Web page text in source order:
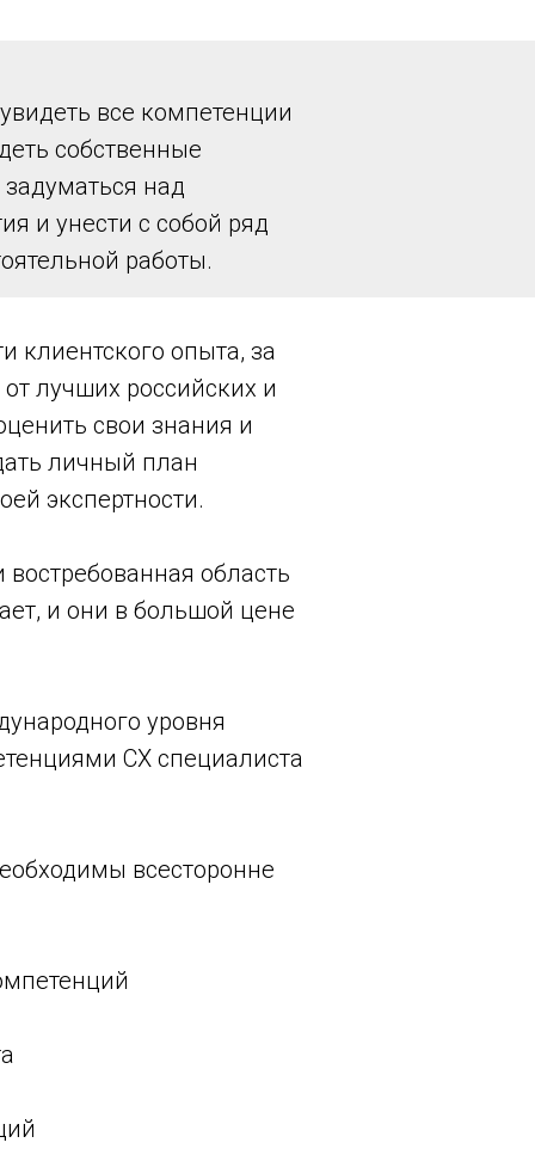
все компетенции
собственные
над
и унести с собой ряд
работы.
клиентского опыта, за
лучших российских и
свои знания и
личный план
экспертности.
область
и они в большой цене
уровня
СХ специалиста
всесторонне